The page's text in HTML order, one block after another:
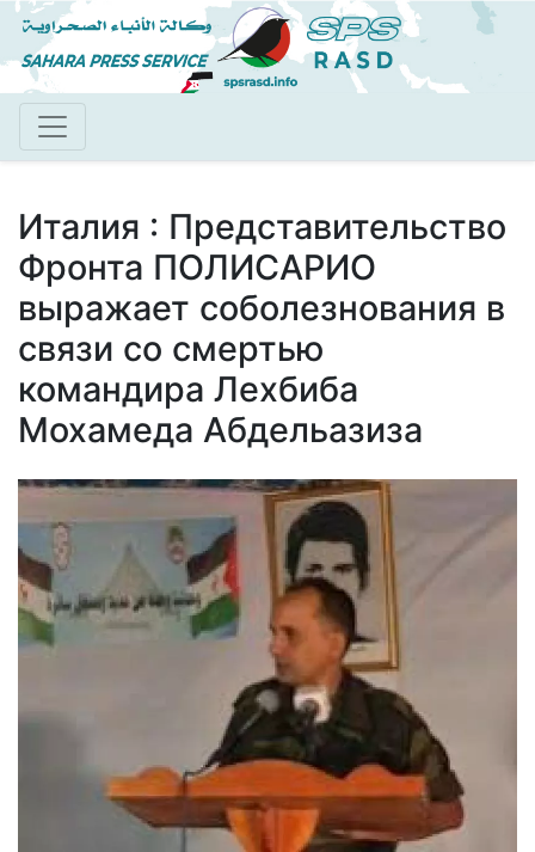
Перейти
к
основному
Италия : Представительство
Фронта ПОЛИСАРИО
выражает соболезнования в
связи со смертью
командира Лехбиба
Мохамеда Абдельазиза